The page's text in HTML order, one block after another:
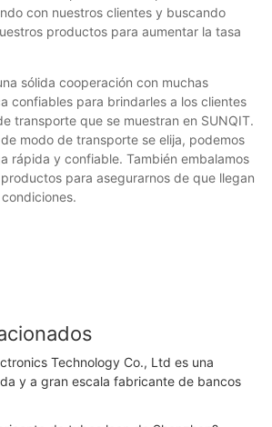
con nuestros clientes y buscando
productos para aumentar la tasa
sólida cooperación con muchas
confiables para brindarles a los clientes
transporte que se muestran en SUNQIT.
modo de transporte se elija, podemos
rápida y confiable. También embalamos
para asegurarnos de que llegan
Technology Co., Ltd es una
y a gran escala fabricante de bancos